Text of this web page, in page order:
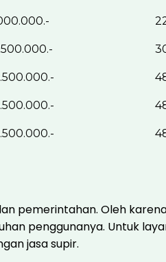
pemerintahan. Oleh
penggunanya. Untuk
jasa supir.